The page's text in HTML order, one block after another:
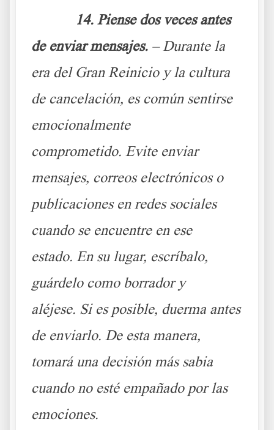
14. Piense dos veces antes
de enviar mensajes. – Durante la
era del Gran Reinicio y la cultura
de cancelación, es común sentirse
emocionalmente
comprometido. Evite enviar
mensajes, correos electrónicos o
publicaciones en redes sociales
cuando se encuentre en ese
estado. En su lugar, escríbalo,
guárdelo como borrador y
aléjese. Si es posible, duerma antes
de enviarlo. De esta manera,
tomará una decisión más sabia
cuando no esté empañado por las
emociones.